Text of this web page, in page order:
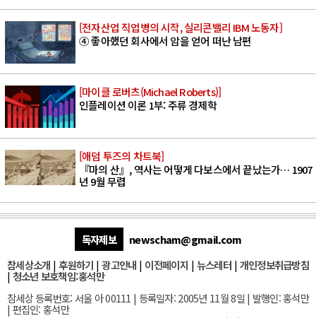
[전자산업 직업병의 시작, 실리콘밸리 IBM 노동자]
④ 좋아했던 회사에서 암을 얻어 떠난 남편
[마이클 로버츠(Michael Roberts)]
인플레이션 이론 1부: 주류 경제학
[애덤 투즈의 차트북]
『마의 산』, 역사는 어떻게 다보스에서 끝났는가… 1907
년 9월 무렵
독자제보
newscham@gmail.com
참세상소개 | 후원하기 |광고안내 | 이전페이지 | 뉴스레터| 개인정보취급방침
| 청소년 보호책임:홍석만
참세상 등록번호: 서울 아 00111 | 등록일자: 2005년 11월 8일 | 발행인: 홍석만
| 편집인: 홍석만